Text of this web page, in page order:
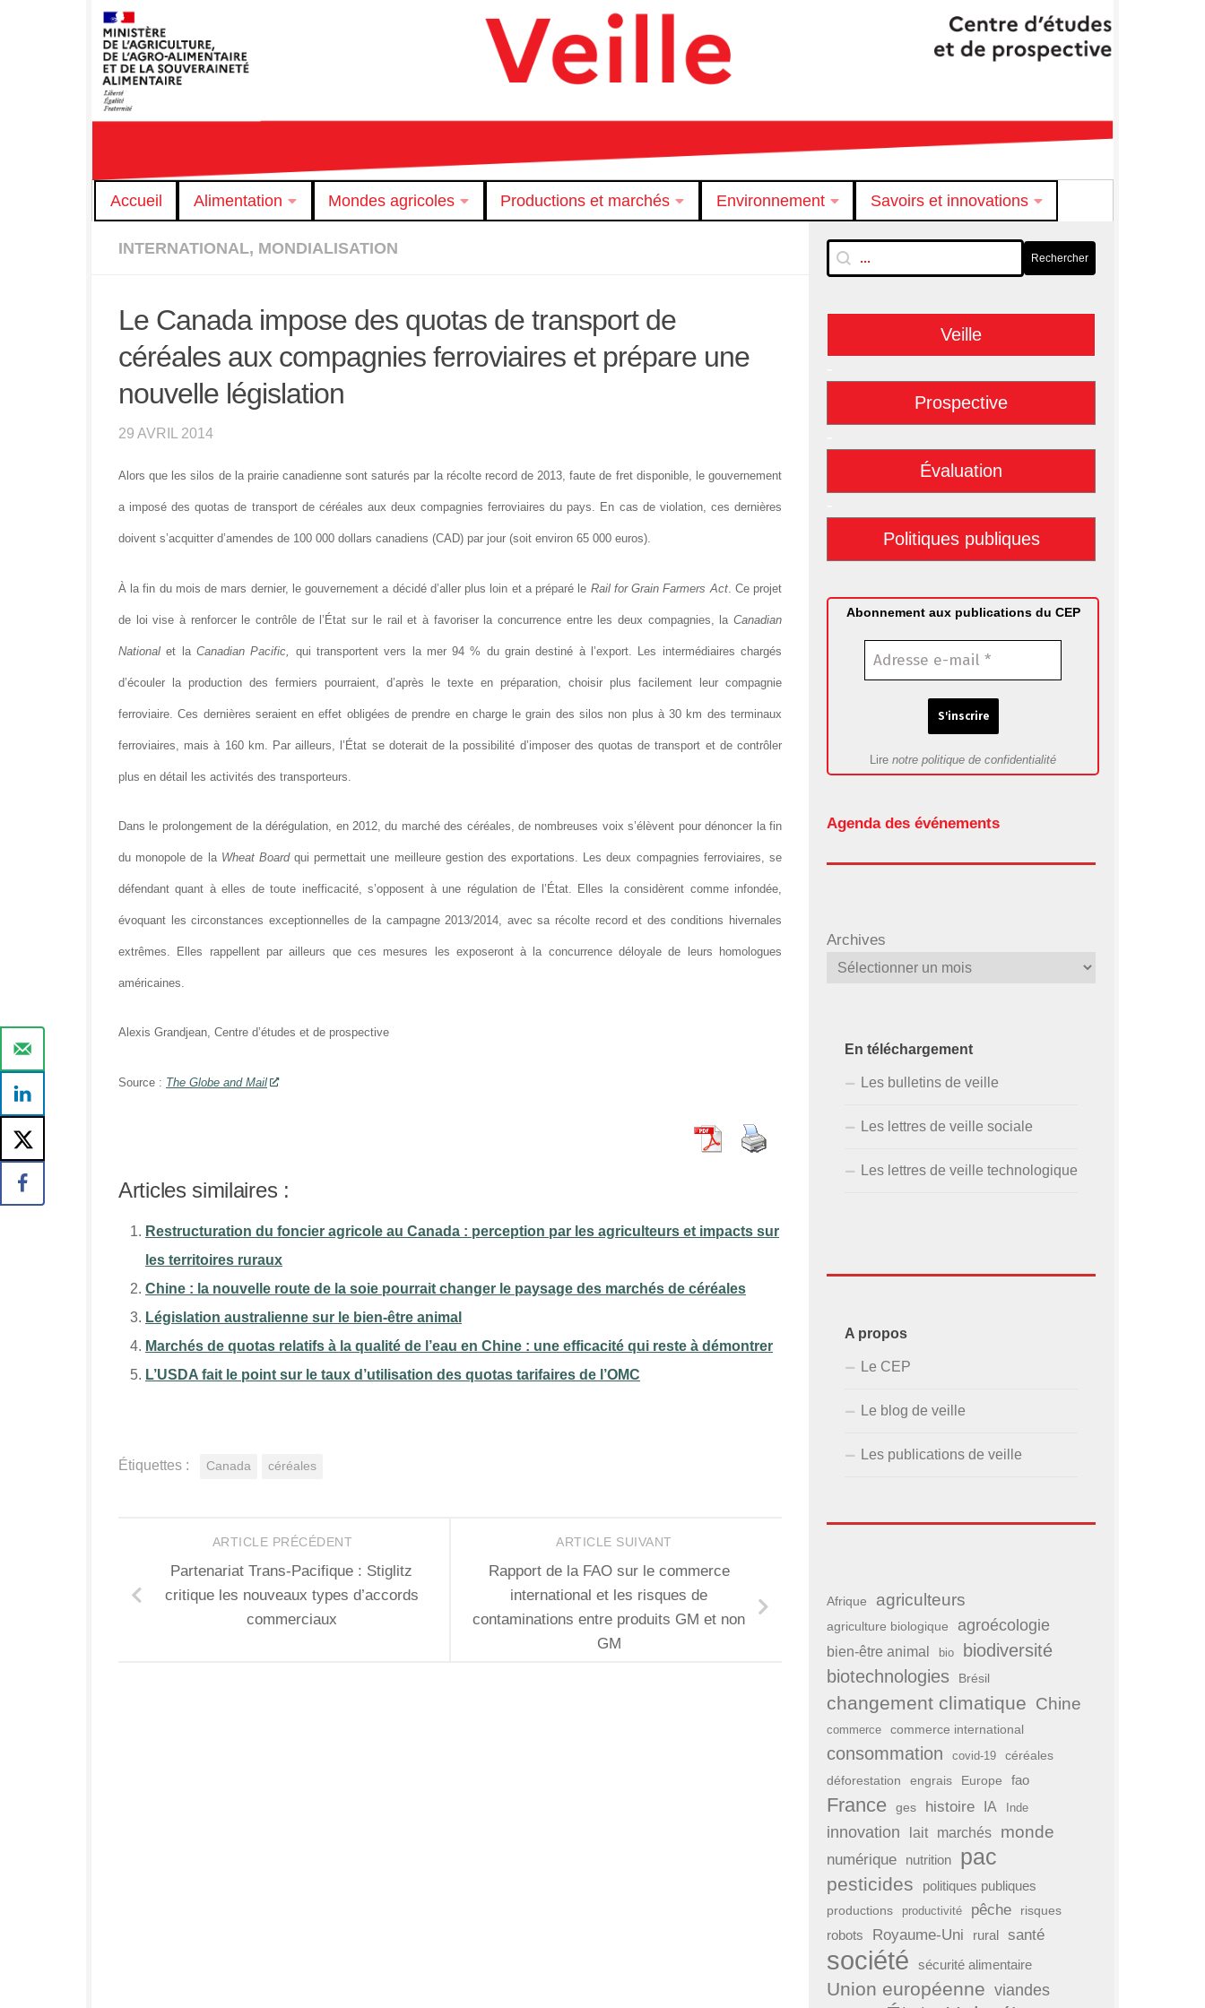
Skip to content
Accueil Alimentation Mondes agricoles Productions et marchés Environnement Savoirs et innovations
INTERNATIONAL, MONDIALISATION
Le Canada impose des quotas de transport de
céréales aux compagnies ferroviaires et prépare une
nouvelle législation
29 AVRIL 2014
Alors que les silos de la prairie canadienne sont saturés par la récolte record de 2013, faute de fret disponible, le gouvernement
a imposé des quotas de transport de céréales aux deux compagnies ferroviaires du pays. En cas de violation, ces dernières
doivent s’acquitter d’amendes de 100 000 dollars canadiens (CAD) par jour (soit environ 65 000 euros).
À la fin du mois de mars dernier, le gouvernement a décidé d’aller plus loin et a préparé le Rail for Grain Farmers Act. Ce projet
de loi vise à renforcer le contrôle de l’État sur le rail et à favoriser la concurrence entre les deux compagnies, la Canadian
National et la Canadian Pacific, qui transportent vers la mer 94 % du grain destiné à l’export. Les intermédiaires chargés
d’écouler la production des fermiers pourraient, d’après le texte en préparation, choisir plus facilement leur compagnie
ferroviaire. Ces dernières seraient en effet obligées de prendre en charge le grain des silos non plus à 30 km des terminaux
ferroviaires, mais à 160 km. Par ailleurs, l’État se doterait de la possibilité d’imposer des quotas de transport et de contrôler
plus en détail les activités des transporteurs.
Dans le prolongement de la dérégulation, en 2012, du marché des céréales, de nombreuses voix s’élèvent pour dénoncer la fin
du monopole de la Wheat Boardqui permettait une meilleure gestion des exportations. Les deux compagnies ferroviaires, se
défendant quant à elles de toute inefficacité, s’opposent à une régulation de l’État. Elles la considèrent comme infondée,
évoquant les circonstances exceptionnelles de la campagne 2013/2014, avec sa récolte record et des conditions hivernales
extrêmes. Elles rappellent par ailleurs que ces mesures les exposeront à la concurrence déloyale de leurs homologues
américaines.
Alexis Grandjean, Centre d’études et de prospective
Source : The Globe and Mail
Articles similaires :
Restructuration du foncier agricole au Canada : perception par les agriculteurs et impacts sur
les territoires ruraux
Chine : la nouvelle route de la soie pourrait changer le paysage des marchés de céréales
Législation australienne sur le bien-être animal
Marchés de quotas relatifs à la qualité de l’eau en Chine : une efficacité qui reste à démontrer
L’USDA fait le point sur le taux d’utilisation des quotas tarifaires de l’OMC
Étiquettes : Canada céréales
ARTICLE SUIVANT
Rapport de la FAO sur le commerce
international et les risques de
contaminations entre produits GM et non
GM
ARTICLE PRÉCÉDENT
Partenariat Trans-Pacifique : Stiglitz
critique les nouveaux types d’accords
commerciaux
RechTextuelle-BarreLat
Rechercher Rechercher
Veille
Prospective
Évaluation
Politiques publiques
Abonnement aux publications du CEP
Lire notre politique de confidentialité
Agenda des événements
Archives
En téléchargement
Les bulletins de veille
Les lettres de veille sociale
Les lettres de veille technologique
A propos
Le CEP
Le blog de veille
Les publications de veille
Afrique agriculteurs
agriculture biologique agroécologie
bien-être animal bio
biodiversité
biotechnologies
Brésil
changement climatique Chine
commerce commerce international
consommation covid-19 céréales
déforestation engrais Europe fao
France ges histoire IA Inde
innovation lait marchés monde
numérique nutrition pac
pesticides politiques publiques
productions productivité pêche
risques
robots
Royaume-Uni rural santé
société sécurité alimentaire
Union européenne viandes